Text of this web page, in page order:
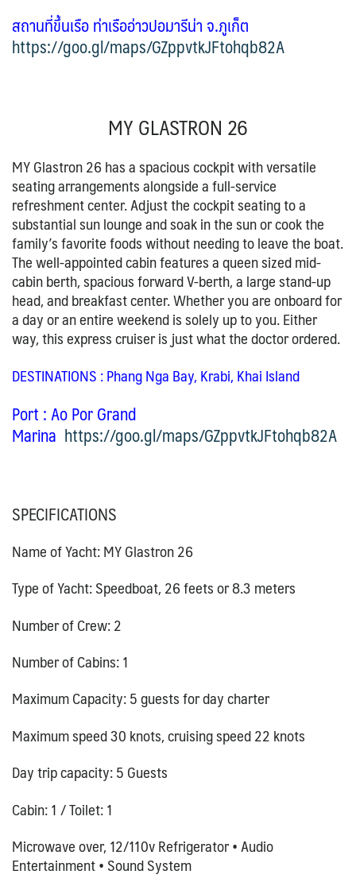
UKR ยูเครน 0
เบลเยี่ยม เนเธอร์แลนด์ ลักเซม
เบิร์ก (BENELUX)
1
สถานที่ขึ้นเรือท่าเรืออ่าวปอมารีน่า จ.ภูเก็ต
https://goo.gl/maps/GZppvtkJFtohqb82A
MY GLASTRON 26
MY Glastron 26 has a spacious cockpit with versatile
seating arrangements alongside a full-service
refreshment center. Adjust the cockpit seating to a
substantial sun lounge and soak in the sun or cook the
family’s favorite foods without needing to leave the boat.
The well-appointed cabin features a queen sized mid-
cabin berth, spacious forward V-berth, a large stand-up
head, and breakfast center. Whether you are onboard for
a day or an entire weekend is solely up to you. Either
way, this express cruiser is just what the doctor ordered.
DESTINATIONS: Phang Nga Bay, Krabi, Khai Island
Port : Ao Por Grand
Marina https://goo.gl/maps/GZppvtkJFtohqb82A
SPECIFICATIONS
Name of Yacht: MY Glastron 26
Type of Yacht: Speedboat, 26 feets or 8.3 meters
Number of Crew: 2
Number of Cabins: 1
Maximum Capacity: 5 guests for day charter
Maximum speed 30 knots, cruising speed 22 knots
Day trip capacity: 5 Guests
Cabin: 1 / Toilet: 1
Microwave over, 12/110v Refrigerator • Audio
Entertainment • Sound System